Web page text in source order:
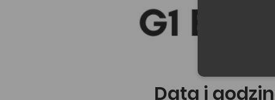
Data i